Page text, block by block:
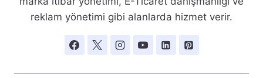
reklam yönetimi gibi alanlarda hizmet verir.